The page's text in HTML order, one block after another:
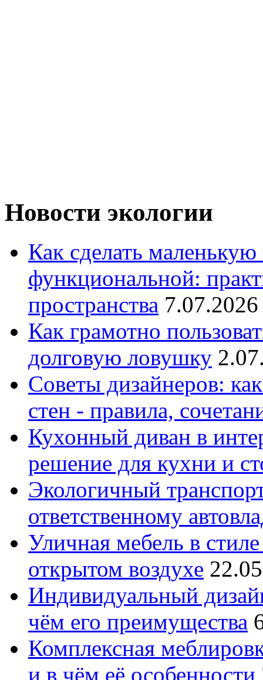
Новости экологии
Как сделать
функциональной:
пространства
Как грамотно
долговую ловушку
Советы дизайнеров:
стен - правила,
Кухонный диван в
решение для кухни и
Экологичный
ответственному
Уличная мебель в
открытом воздухе
Индивидуальный
чём его преимущества
Комплексная
и в чём её особенности